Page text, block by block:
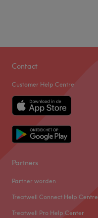
Contact
Customer Help Centre
Partners
Partner worden
Treatwell Connect Help Centre
Treatwell Pro Help Center